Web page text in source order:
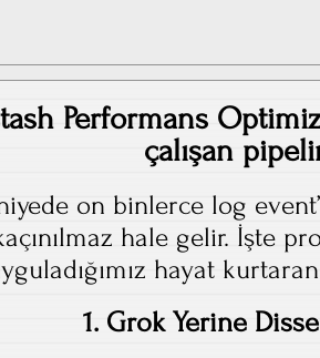
Performans
çalışan
on binlerce log
hale gelir. İşte
hayat
1. Grok Yerine